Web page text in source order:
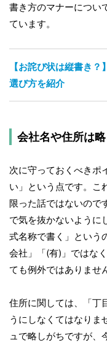
書き方のマナーについ
ています。
【お詫び状は縦書き
選び方を紹介
会社名や住所は
次に守っておくべきポ
い」という点です。こ
限った話ではないので
で気を抜かないように
式名称で書く」という
会社」「(有)」ではな
ても例外ではありませ
住所に関しては、「丁
うにしなくてはなりま
ュで略しがちですが、